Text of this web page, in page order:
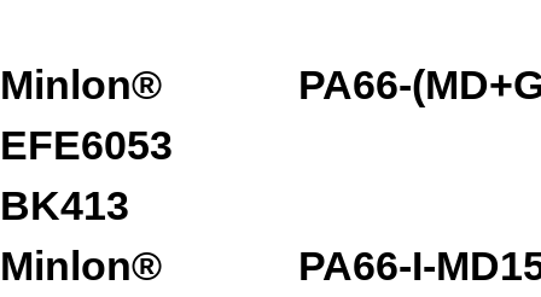
Minlon®
EFE6053
BK413
PA66-
Minlon®
PA66-I-